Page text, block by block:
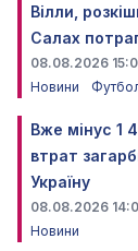
Вілли,
Салах
08.08.2026
Новини
Вже мінус 1
втрат
Україну
08.08.2026
Новини